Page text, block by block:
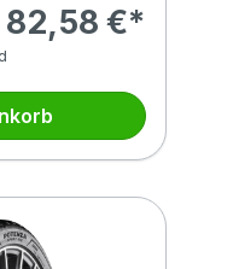
82,58 €*